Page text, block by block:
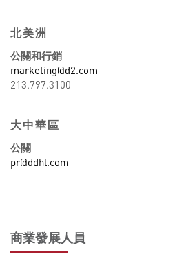
北美洲
公關和行銷
marketing@d2.com
213.797.3100
大中華區
公關
pr@ddhl.com
商業發展人員